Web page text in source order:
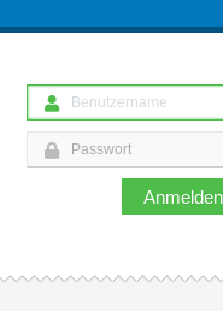
Anmelden